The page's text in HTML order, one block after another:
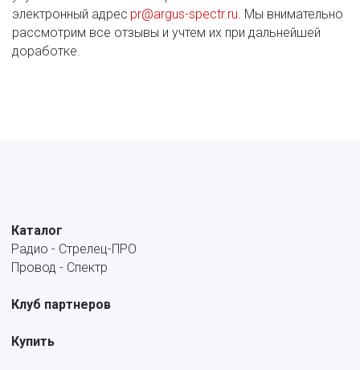
электронный адрес pr@argus-spectr.ru. Мы внимательно
рассмотрим все отзывы и учтем их при дальнейшей
доработке.
Каталог
Радио - Стрелец-ПРО
Провод - Спектр
Клуб партнеров
Купить